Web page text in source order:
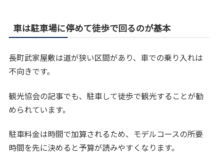
車は駐車場に停めて徒歩で回るのが基本
長町武家屋敷は道が狭い区間があり、車での乗り入れは
不向きです。
観光協会の記事でも、駐車して徒歩で観光することが勧
められています。
駐車料金は時間で加算されるため、モデルコースの所要
時間を先に決めると予算が読みやすくなります。